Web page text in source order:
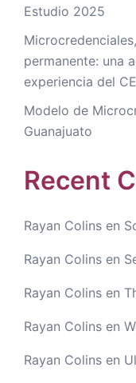
Estudio 2025
permanente: una
experiencia del
Modelo de
Guanajuato
Recent
Rayan Colins en
Rayan Colins en
Rayan Colins en
Rayan Colins en
Rayan Colins en